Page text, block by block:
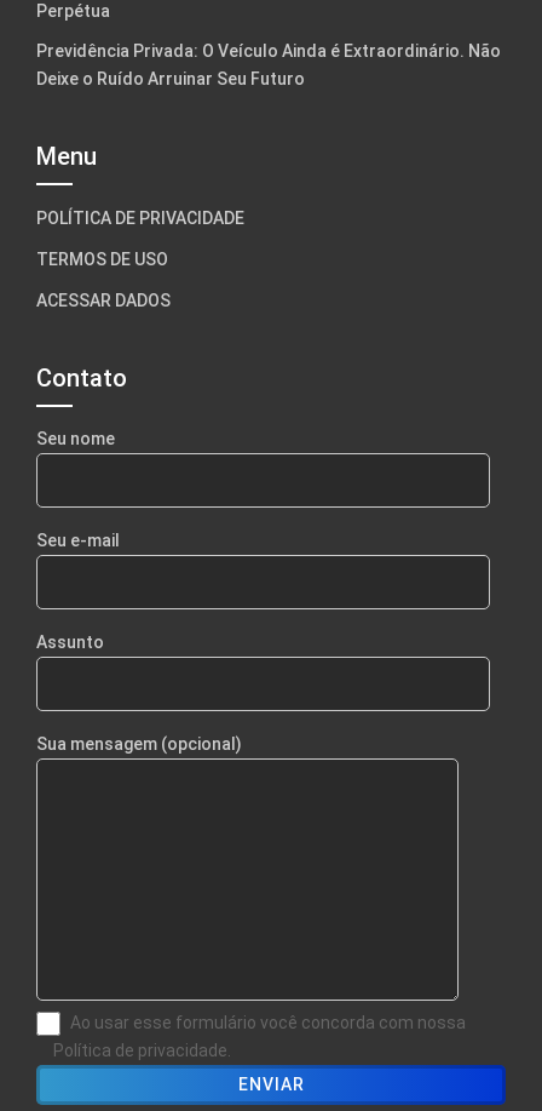
Perpétua
Previdência Privada: O Veículo Ainda é Extraordinário. Não
Deixe o Ruído Arruinar Seu Futuro
Menu
POLÍTICA DE PRIVACIDADE
TERMOS DE USO
ACESSAR DADOS
Contato
Seu nome
Seu e-mail
Assunto
Sua mensagem (opcional)
Ao usar esse formulário você concorda com nossa
Política de privacidade.